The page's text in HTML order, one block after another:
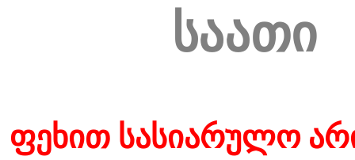
საათი
ფეხით სასიარულო